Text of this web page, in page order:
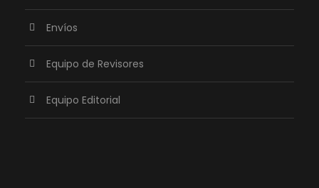
Envíos
Equipo de Revisores
Equipo Editorial